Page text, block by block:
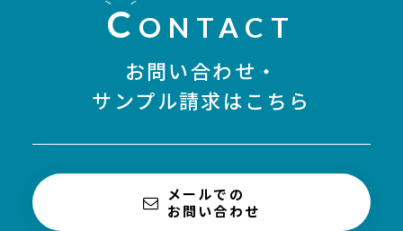
C ONTACT
お問い合わせ・
サンプル請求はこちら
メールでの
お問い合わせ